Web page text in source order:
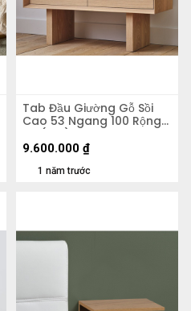
Tab Đầu Giường Gỗ Sồi
Cao 53 Ngang 100 Rộng
38 (cm)
1 năm trước
9.600.000 ₫